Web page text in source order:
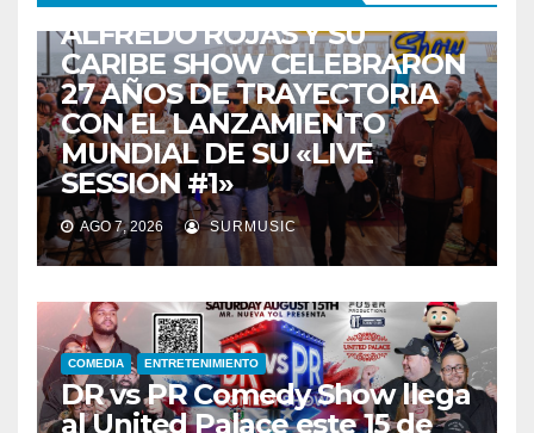
ALFREDO ROJAS Y SU
CARIBE SHOW CELEBRARON
27 AÑOS DE TRAYECTORIA
CON EL LANZAMIENTO
MUNDIAL DE SU «LIVE
SESSION #1»
AGO 7, 2026 SURMUSIC
COMEDIA ENTRETENIMIENTO
DR vs PR Comedy Show llega
al United Palace este 15 de